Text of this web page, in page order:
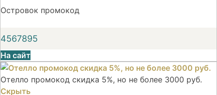
Островок промокод
4567895
На сайт
Отелло промокод скидка 5%, но не более 3000 руб.
Скрыть